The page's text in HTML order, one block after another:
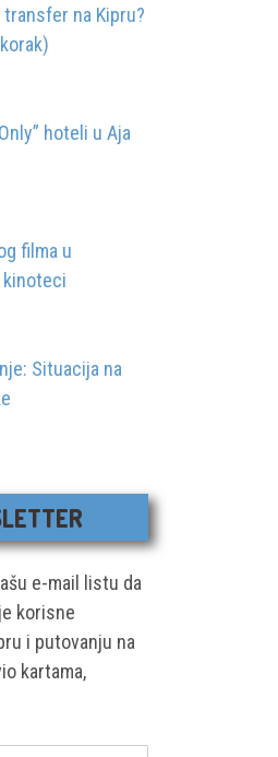
na Kipru?
hoteli u Aja
filma u
Situacija na
e-mail listu da
korisne
i putovanju na
kartama,